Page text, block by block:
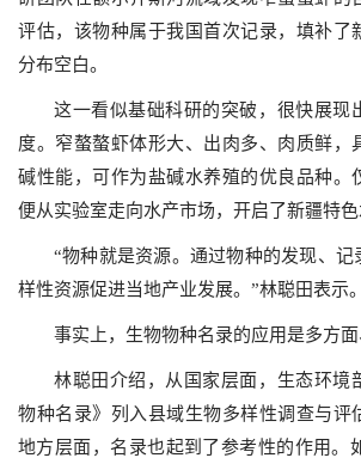
评估，该物种属于我国首次记录，填补了
分布空白。
这一看似基础科研的突破，很快展现
度。窄螯螯虾体形大、出肉多、肉质鲜，
碱性能，可作为盐碱水养殖的优良品种。
便从实验室走向水产市场，开启了新疆特色
“物种就是资源。通过物种的发现、记
样性资源促进当地产业发展。”林聪田表示。
事实上，生物物种名录的应用是多方面
林聪田介绍，从国家层面，生态环境
物种名录》列入县域生物多样性调查与评
地方层面，名录也起到了参考性的作用。